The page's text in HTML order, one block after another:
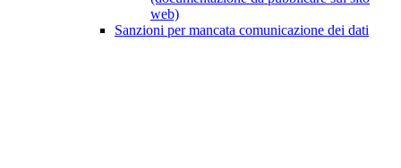
web)
Sanzioni per mancata comunicazione dei dati